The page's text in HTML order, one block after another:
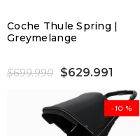
Coche Thule Spring |
Greymelange
$699.990 $629.991
-10 %